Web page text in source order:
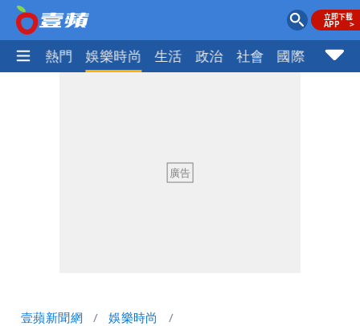
焦點 熱門 娛樂時尚 生活 政治 社會 國際 財經
壹蘋新聞網 娛樂時尚